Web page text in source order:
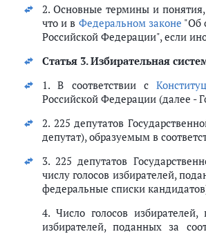
Думы
Государственной Думы избирательными
депутатов Государственной Думы
Думы
Думы иностранных граждан, лиц без
Списки избирателей (ст.ст. 12 - 18)
округов
об образовании избирательных участков
исключения из списка избирателей граждан
2. Основные термины и
что и в Федеральном законе "Об
Российской Федерации", если
Статья 3. Избирательная
1. В соответствии с
Российской Федерации (далее -
2. 225 депутатов
депутат), образуемым в
3. 225 депутатов
числу голосов избирателей,
федеральные списки
4. Число голосов
избирателей, поданных за